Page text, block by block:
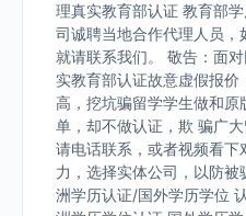
理真实教育部认证 教育部
司诚聘当地合作代理人员
就请联系我们。 敬告：面
实教育部认证故意虚假报
高，挖坑骗留学学生做和
单，却不做认证，欺 骗广
请电话联系，或者视频看
力，选择实体公司，以防
洲学历认证/国外学历学位